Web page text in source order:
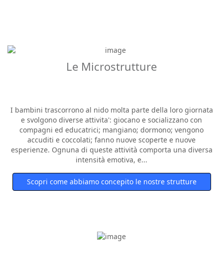
Le Microstrutture
I bambini trascorrono al nido molta parte della loro giornata
e svolgono diverse attivita': giocano e socializzano con
compagni ed educatrici; mangiano; dormono; vengono
accuditi e coccolati; fanno nuove scoperte e nuove
esperienze. Ognuna di queste attività comporta una diversa
intensità emotiva, e...
Scopri come abbiamo concepito le nostre strutture